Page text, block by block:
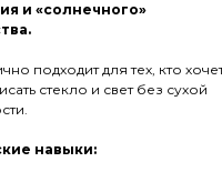
и «солнечного»
подходит для тех, кто
стекло и свет без сухой
навыки: